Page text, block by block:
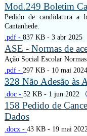
Mod.249 Boletim
Pedido de candidatura a
Cantanhede.
.pdf - 837 KB - 3 abr 2025
ASE - Normas de
Ação Social Escolar
.pdf - 297 KB - 10 mai 2024
328 Não Adesão às
.doc - 52 KB - 1 jun 2022
158 Pedido de
Dados
.docx - 43 KB - 19 mai 2022